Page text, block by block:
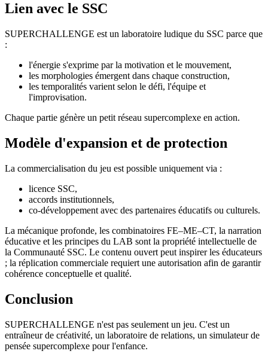
Lien avec le SSC
SUPERCHALLENGE est un laboratoire ludique du SSC parce que
:
l'énergie s'exprime par la motivation et le mouvement,
les morphologies émergent dans chaque construction,
les temporalités varient selon le défi, l'équipe et
l'improvisation.
Chaque partie génère un petit réseau supercomplexe en action.
Modèle d'expansion et de protection
La commercialisation du jeu est possible uniquement via :
licence SSC,
accords institutionnels,
co-développement avec des partenaires éducatifs ou culturels.
La mécanique profonde, les combinatoires FE–ME–CT, la narration
éducative et les principes du LAB sont la propriété intellectuelle de
la Communauté SSC. Le contenu ouvert peut inspirer les éducateurs
; la réplication commerciale requiert une autorisation afin de garantir
cohérence conceptuelle et qualité.
Conclusion
SUPERCHALLENGE n'est pas seulement un jeu. C'est un
entraîneur de créativité, un laboratoire de relations, un simulateur de
pensée supercomplexe pour l'enfance.